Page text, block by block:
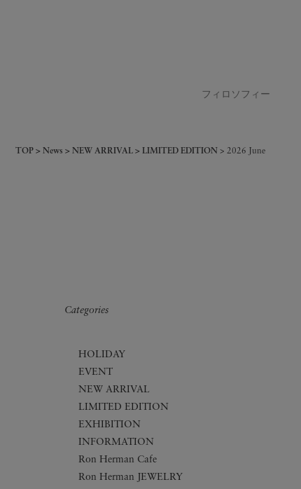
フィロソフィー
TOP News NEW ARRIVAL LIMITED EDITION 2026 June
Categories
HOLIDAY
EVENT
NEW ARRIVAL
LIMITED EDITION
EXHIBITION
INFORMATION
Ron Herman Cafe
Ron Herman JEWELRY